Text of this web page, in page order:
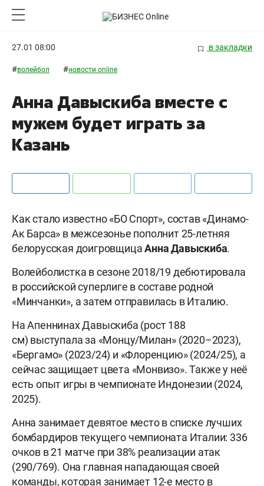
27.01 08:00 в закладки
#волейбол #новости online
Анна Давыскиба вместе с
мужем будет играть за
Казань
Как стало известно «БО Спорт», состав «Динамо-
Ак Барса» в межсезонье пополнит 25-летняя
белорусская доигровщицаАнна Давыскиба.
Волейболистка в сезоне 2018/19 дебютировала
в российской суперлиге в составе родной
«Минчанки», а затем отправилась в Италию.
На Апеннинах Давыскиба (рост 188
см) выступала за «Монцу/Милан» (2020–2023),
«Бергамо» (2023/24) и «Флоренцию» (2024/25), а
сейчас защищает цвета «Монвизо». Также у неё
есть опыт игры в чемпионате Индонезии (2024,
2025).
Анна занимает девятое место в списке лучших
бомбардиров текущего чемпионата Италии: 336
очков в 21 матче при 38% реализации атак
(290/769). Она главная нападающая своей
команды, которая занимает 12-е место в